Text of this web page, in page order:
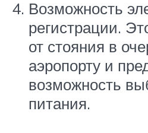
Возможность
регистрации.
от стояния в
аэропорту и
возможность
питания.